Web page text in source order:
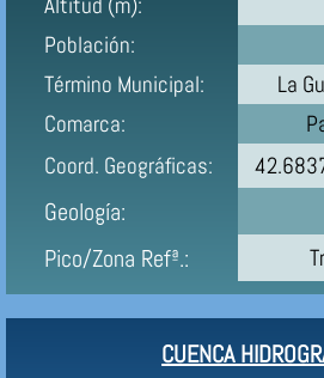
Altitud (m):
Población:
Término Municipal:
La
Comarca:
Coord. Geográficas:
Geología:
Pico/Zona Refª.:
CUENCA